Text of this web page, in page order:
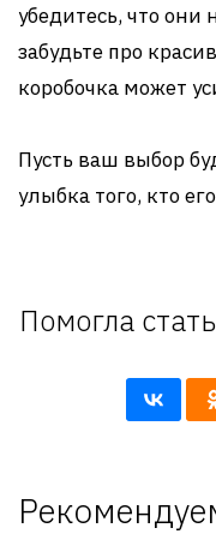
убедитесь, что
забудьте про
коробочка может
Пусть ваш выбор
улыбка того, кто
Помогла